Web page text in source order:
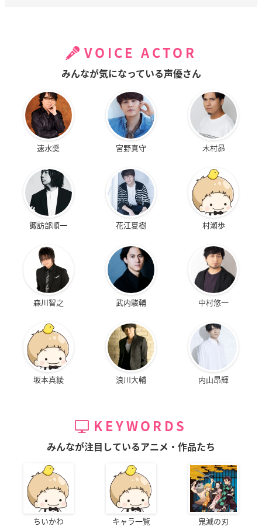
VOICE ACTOR
みんなが気になっている声優さん
速水奨 宮野真守 木村昴
諏訪部順一 花江夏樹 村瀬歩
森川智之 武内駿輔 中村悠一
坂本真綾 浪川大輔 内山昂輝
KEYWORDS
みんなが注目しているアニメ・作品たち
ちいかわ キャラ一覧 鬼滅の刃